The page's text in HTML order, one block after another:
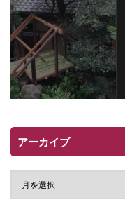
アーカイブ